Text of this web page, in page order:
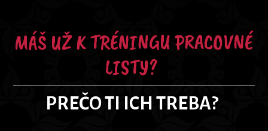
MÁŠ UŽ K TRÉNINGU PRACOVNÉ
LISTY?
PREČO TI ICH TREBA?